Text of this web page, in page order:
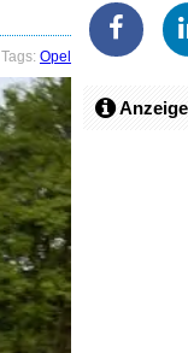
Tags: Opel
Anzeige